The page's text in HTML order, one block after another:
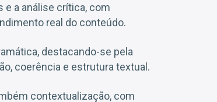
e a análise crítica, com
real do conteúdo.
destacando-se pela
coerência e estrutura textual.
contextualização, com